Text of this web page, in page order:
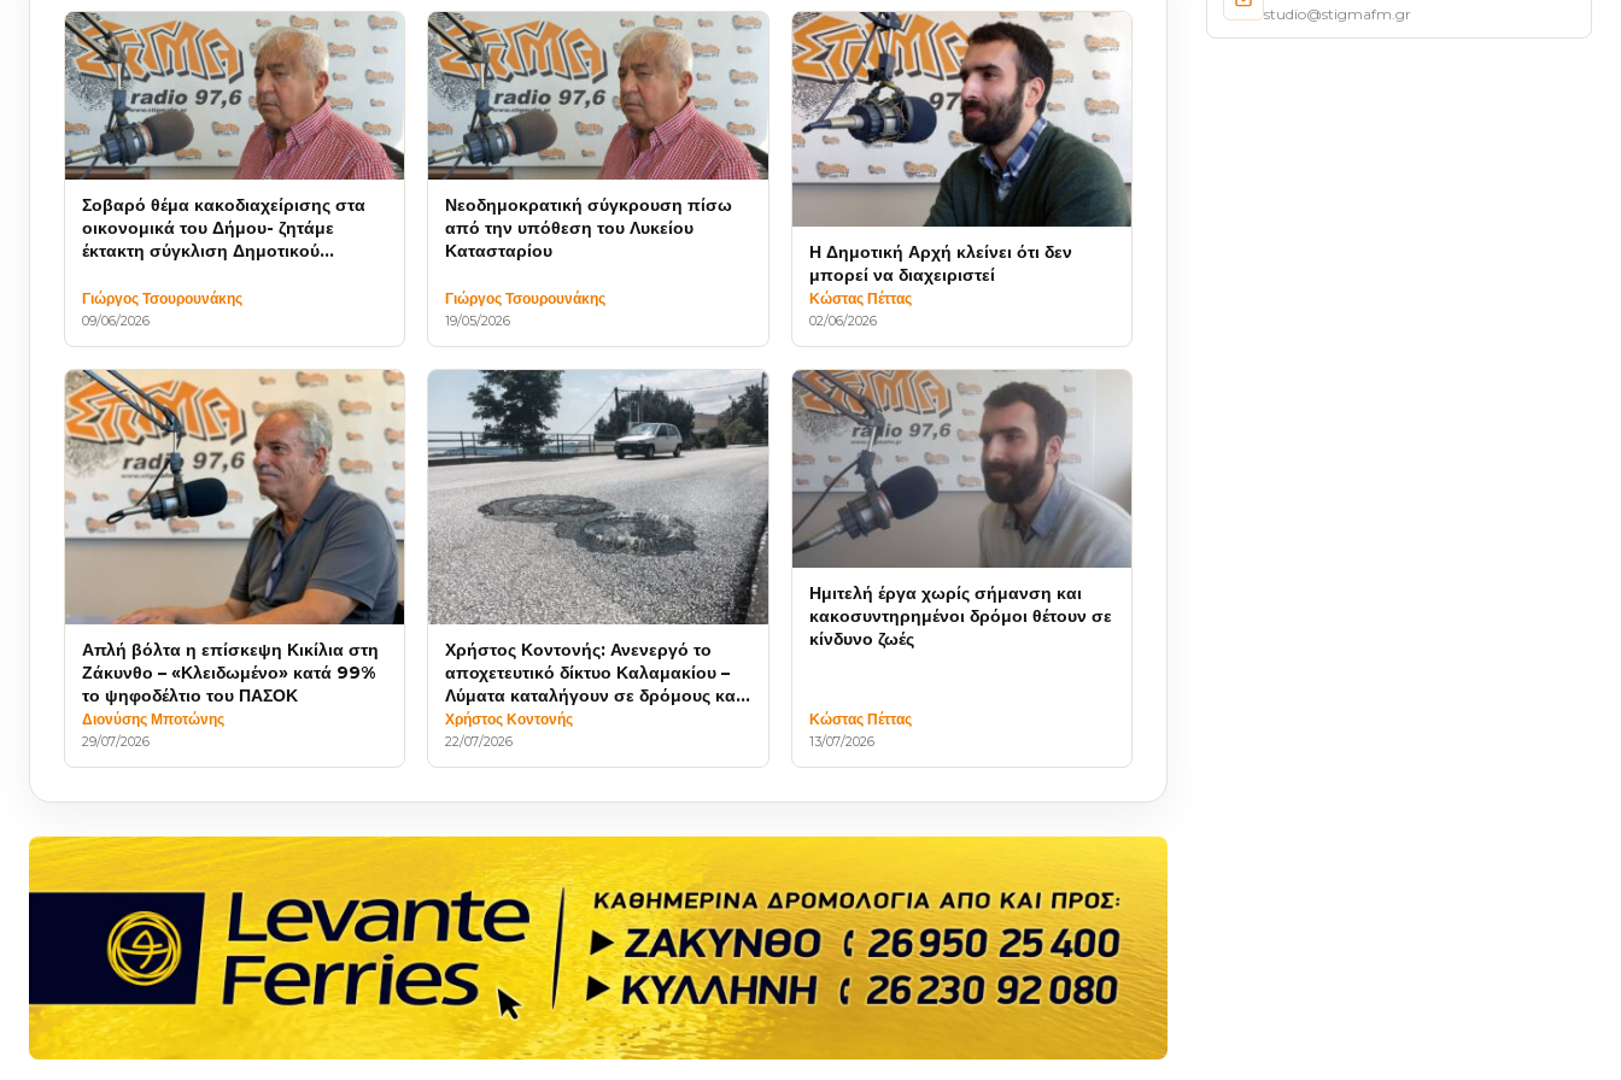
Σοβαρό θέμα κακοδιαχείρισης στα
οικονομικά του Δήμου- ζητάμε
έκτακτη σύγκλιση Δημοτικού
Γιώργος Τσουρουνάκης
09/06/2026
Νεοδημοκρατική σύγκρουση πίσω
από την υπόθεση του Λυκείου
Κατασταρίου
Γιώργος Τσουρουνάκης
19/05/2026
Η Δημοτική Αρχή κλείνει ότι δεν
μπορεί να διαχειριστεί
Κώστας Πέττας
02/06/2026
Απλή βόλτα η επίσκεψη Κικίλια στη
Ζάκυνθο – «Κλειδωμένο» κατά 99%
το ψηφοδέλτιο του ΠΑΣΟΚ
Διονύσης Μποτώνης
29/07/2026
Χρήστος Κοντονής: Ανενεργό το
αποχετευτικό δίκτυο Καλαμακίου –
Λύματα καταλήγουν σε δρόμους και
γινόμαστε ρεζίλι
Χρήστος Κοντονής
22/07/2026
Ημιτελή έργα χωρίς σήμανση και
κακοσυντηρημένοι δρόμοι θέτουν σε
κίνδυνο ζωές
Κώστας Πέττας
13/07/2026
studio@stigmafm.gr